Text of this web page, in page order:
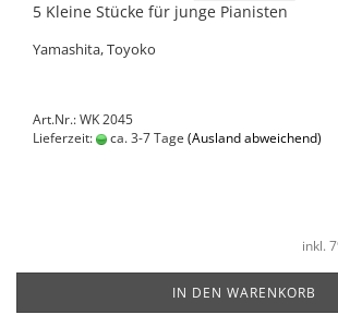
5 Kleine Stücke für junge Pianisten
Yamashita, Toyoko
Art.Nr.: WK 2045
Lieferzeit:
ca. 3-7 Tage (Ausland abweichend)
inkl.
IN DEN WARENKORB